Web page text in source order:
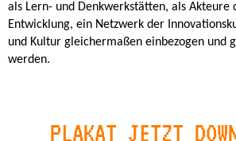
als Lern- und Denkwerkstätten, als Akteure
Entwicklung, ein Netzwerk der
und Kultur gleichermaßen einbezogen und
werden.
PLAKAT JETZT